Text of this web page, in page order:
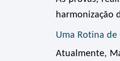
harmonização
Uma Rotina de
Atualmente,